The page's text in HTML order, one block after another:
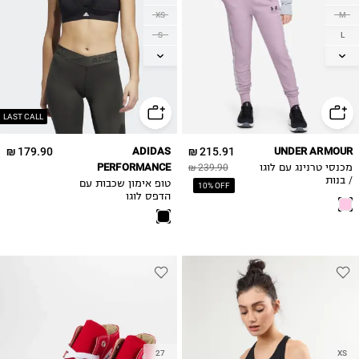
M
L
XL
215.91 ₪
239.90 ₪
10% OFF
UNDER ARMOUR
מכנסי טרנינג עם לוגו
/ בנות
LAST CALL
XS
S
M
179.90 ₪
ADIDAS
PERFORMANCE
טופ אימון שכבות עם
הדפס לוגו
XS
27